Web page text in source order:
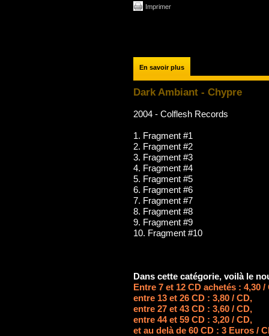
Imprimer
En savoir plus
Dark Ambiant - Chypre
2004 - Colflesh Records
1. Fragment #1
2. Fragment #2
3. Fragment #3
4. Fragment #4
5. Fragment #5
6. Fragment #6
7. Fragment #7
8. Fragment #8
9. Fragment #9
10. Fragment #10
Dans cette catégorie, voilà le
Entre 7 et 12 CD achetés : 4,30 /
entre 13 et 26 CD : 3,80 / CD,
entre 27 et 43 CD : 3,60 / CD,
entre 44 et 59 CD : 3,20 / CD,
et au delà de 60 CD : 3 Euros /